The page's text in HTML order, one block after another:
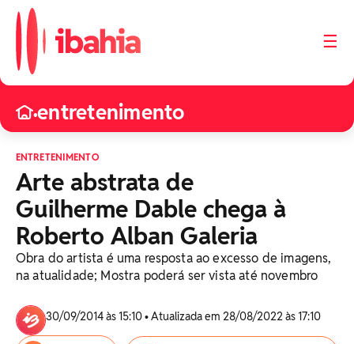
☰
•entretenimento
ENTRETENIMENTO
Arte abstrata de
Guilherme Dable chega à
Roberto Alban Galeria
Obra do artista é uma resposta ao excesso de imagens,
na atualidade; Mostra poderá ser vista até novembro
30/09/2014 às 15:10 • Atualizada em 28/08/2022 às 17:10